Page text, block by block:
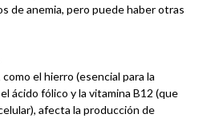
de anemia, pero puede haber otras
el hierro (esencial para la
ácido fólico y la vitamina B12 (que
afecta la producción de